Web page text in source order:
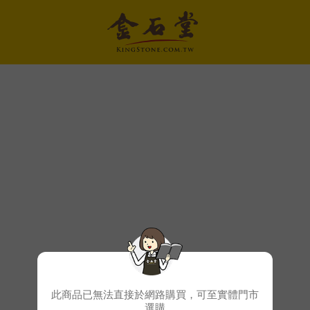
此商品已無法直接於網路購買，可至實體門市
選購